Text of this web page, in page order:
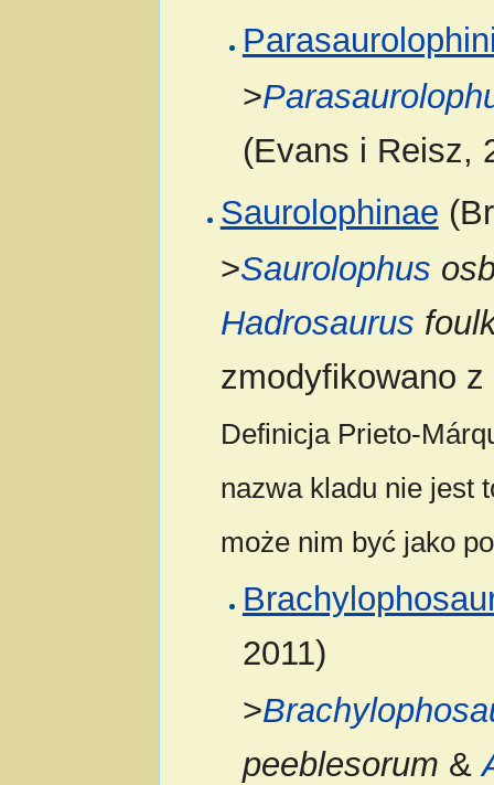
>
(Evans i Reisz,
Saurolophinae
>Saurolophus
Hadrosaurus
zmodyfikowano z
Definicja Prieto-
nazwa kladu nie jest
może nim być jako
2011)
>
peeblesorum &